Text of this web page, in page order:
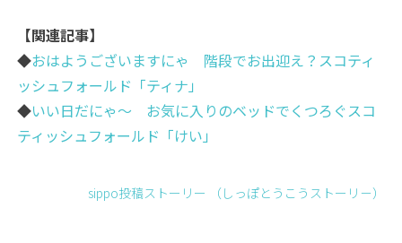
【関連記事】
◆おはようございますにゃ 階段でお出迎え？スコティ
ッシュフォールド「ティナ」
◆いい日だにゃ～ お気に入りのベッドでくつろぐスコ
ティッシュフォールド「けい」
sippo投稿ストーリー （しっぽとうこうストーリ－）